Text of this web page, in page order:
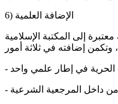
6) الإضافة العلمية
إلى المكتبة الإسلامية